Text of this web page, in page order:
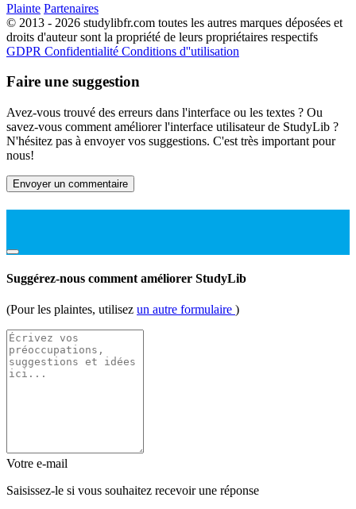
Plainte Partenaires
© 2013 - 2026 studylibfr.com toutes les autres marques déposées et
droits d'auteur sont la propriété de leurs propriétaires respectifs
GDPR Confidentialité Conditions d''utilisation
Faire une suggestion
Avez-vous trouvé des erreurs dans l'interface ou les textes ? Ou
savez-vous comment améliorer l'interface utilisateur de StudyLib ?
N'hésitez pas à envoyer vos suggestions. C'est très important pour
nous!
Envoyer un commentaire
Suggérez-nous comment améliorer StudyLib
(Pour les plaintes, utilisez un autre formulaire )
Votre e-mail
Saisissez-le si vous souhaitez recevoir une réponse